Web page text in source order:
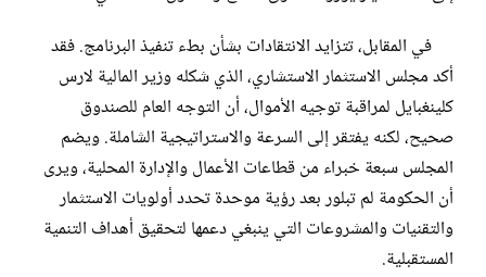
في المقابل، تتزايد الانتقادات بشأن بطء تنفيذ البرنامج. فقد
أكد مجلس الاستثمار الاستشاري، الذي شكله وزير المالية لارس
كلينغبايل لمراقبة توجيه الأموال، أن التوجه العام للصندوق
صحيح، لكنه يفتقر إلى السرعة والاستراتيجية الشاملة. ويضم
المجلس سبعة خبراء من قطاعات الأعمال والإدارة المحلية، ويرى
أن الحكومة لم تبلور بعد رؤية موحدة تحدد أولويات الاستثمار
والتقنيات والمشروعات التي ينبغي دعمها لتحقيق أهداف التنمية
المستقبلية.